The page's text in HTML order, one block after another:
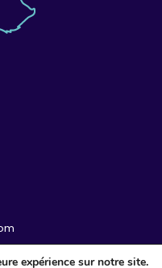
expérience sur notre site.